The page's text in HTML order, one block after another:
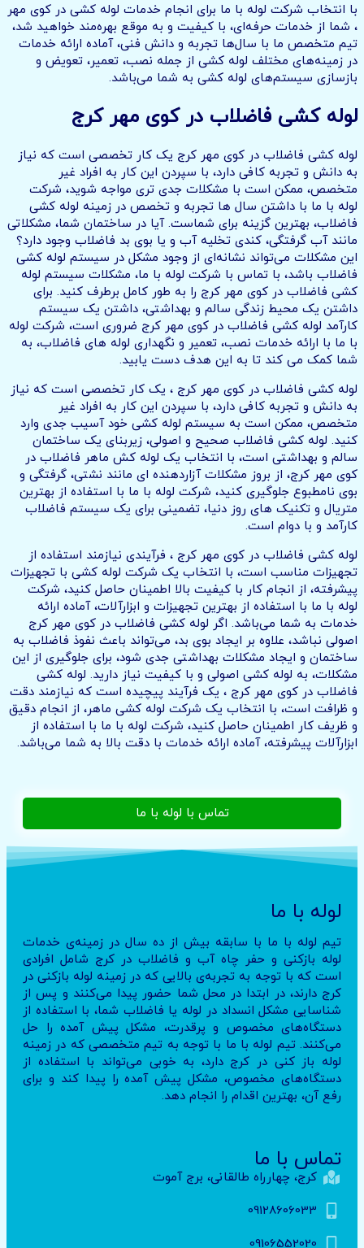
با انتخاب شرکت لوله با ما برای انجام خدمات لوله کشی در کوی مهر
، شما از خدمات حرفه‌ای، با کیفیت و به موقع بهره‌مند خواهید شد،
تیم متخصص ما با سال‌ها تجربه و دانش فنی، آماده ارائه خدمات
در زمینه‌های مختلف لوله کشی از جمله نصب، تعمیر، تعویض و
بازسازی سیستم‌های لوله کشی به شما می‌باشد.
لوله کشی فاضلاب در کوی مهر کرج
لوله کشی فاضلاب در کوی مهر کرج یک کار تخصصی است که نیاز
به دانش و تجربه کافی دارد، با سپردن این کار به افراد غیر
متخصص، ممکن است با مشکلات جدی تری مواجه شوید، شرکت
لوله با ما با داشتن سال ها تجربه و تخصص در زمینه لوله کشی
فاضلاب، بهترین گزینه برای شماست. آیا در ساختمان شما، مشکلاتی
مانند آب گرفتگی، کندی تخلیه آب و یا بوی بد فاضلاب وجود دارد؟
این مشکلات می‌تواند نشانه‌ای از وجود مشکل در سیستم لوله کشی
فاضلاب باشد، با تماس با شرکت لوله با ما، مشکلات سیستم لوله
کشی فاضلاب در کوی مهر کرج را به طور کامل برطرف کنید. برای
داشتن یک محیط زندگی سالم و بهداشتی، داشتن یک سیستم
کارآمد لوله کشی فاضلاب در کوی مهر کرج ضروری است، شرکت لوله
با ما با ارائه خدمات نصب، تعمیر و نگهداری لوله های فاضلاب، به
شما کمک می کند تا به این هدف دست یابید.
لوله کشی فاضلاب در کوی مهر کرج ، یک کار تخصصی است که نیاز
به دانش و تجربه کافی دارد، با سپردن این کار به افراد غیر
متخصص، ممکن است به سیستم لوله کشی خود آسیب جدی وارد
کنید. لوله کشی فاضلاب صحیح و اصولی، زیربنای یک ساختمان
سالم و بهداشتی است، با انتخاب یک لوله کش ماهر فاضلاب در
کوی مهر کرج، از بروز مشکلات آزاردهنده ای مانند نشتی، گرفتگی و
بوی نامطبوع جلوگیری کنید، شرکت لوله با ما با استفاده از بهترین
متریال و تکنیک های روز دنیا، تضمینی برای یک سیستم فاضلاب
کارآمد و با دوام است.
لوله کشی فاضلاب در کوی مهر کرج ، فرآیندی نیازمند استفاده از
تجهیزات مناسب است، با انتخاب یک شرکت لوله کشی با تجهیزات
پیشرفته، از انجام کار با کیفیت بالا اطمینان حاصل کنید، شرکت
لوله با ما با استفاده از بهترین تجهیزات و ابزارآلات، آماده ارائه
خدمات به شما می‌باشد. اگر لوله کشی فاضلاب در کوی مهر کرج
اصولی نباشد، علاوه بر ایجاد بوی بد، می‌تواند باعث نفوذ فاضلاب به
ساختمان و ایجاد مشکلات بهداشتی جدی شود، برای جلوگیری از این
مشکلات، به لوله کشی اصولی و با کیفیت نیاز دارید. لوله کشی
فاضلاب در کوی مهر کرج ، یک فرآیند پیچیده است که نیازمند دقت
و ظرافت است، با انتخاب یک شرکت لوله کشی ماهر، از انجام دقیق
و ظریف کار اطمینان حاصل کنید، شرکت لوله با ما با استفاده از
ابزارآلات پیشرفته، آماده ارائه خدمات با دقت بالا به شما می‌باشد.
تماس با لوله با ما
لوله با ما
تیم لوله با ما با سابقه بیش از ده سال در زمینه‌ی خدمات
لوله بازکنی و حفر چاه آب و فاضلاب در کرج شامل افرادی
است که با توجه به تجربه‌ی بالایی که در زمینه لوله بازکنی در
کرج دارند، در ابتدا در محل شما حضور پیدا می‌کنند و پس از
شناسایی مشکل انسداد در لوله یا فاضلاب شما، با استفاده از
دستگاه‌های مخصوص و پرقدرت، مشکل پیش آمده را حل
می‌کنند. تیم لوله با ما با توجه به تیم متخصصی که در زمینه
لوله باز کنی در کرج دارد، به خوبی می‌تواند با استفاده از
دستگاه‌های مخصوص، مشکل پیش آمده را پیدا کند و برای
رفع آن، بهترین اقدام را انجام دهد.
تماس با ما
کرج، چهارراه طالقانی، برج آموت
09128606033
09106552020